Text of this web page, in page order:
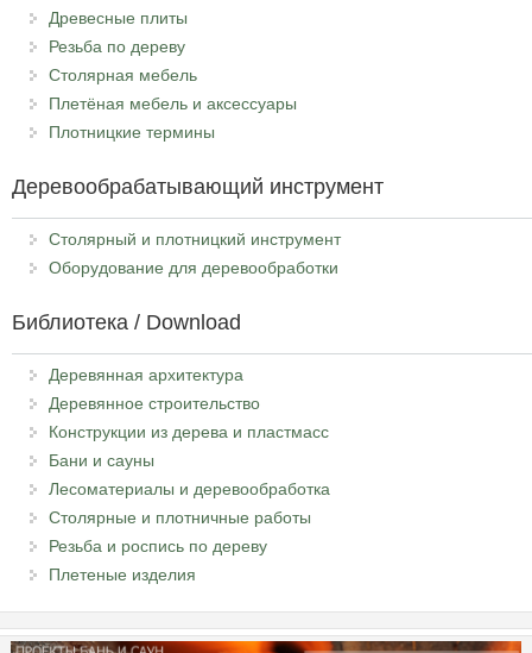
Древесные плиты
Резьба по дереву
Столярная мебель
Плетёная мебель и аксессуары
Плотницкие термины
Деревообрабатывающий инструмент
Столярный и плотницкий инструмент
Оборудование для деревообработки
Библиотека / Download
Деревянная архитектура
Деревянное строительство
Конструкции из дерева и пластмасс
Бани и сауны
Лесоматериалы и деревообработка
Столярные и плотничные работы
Резьба и роспись по дереву
Плетеные изделия